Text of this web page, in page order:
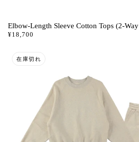
Elbow-Length Sleeve Cotton Tops (2-
¥18,700
在庫切れ